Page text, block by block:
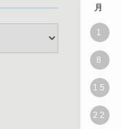
月
1
8
15
22